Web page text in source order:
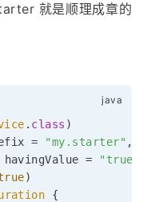
就是顺理成章的
. class )
= "my.starter" ,
havingValue = "true"
)
{